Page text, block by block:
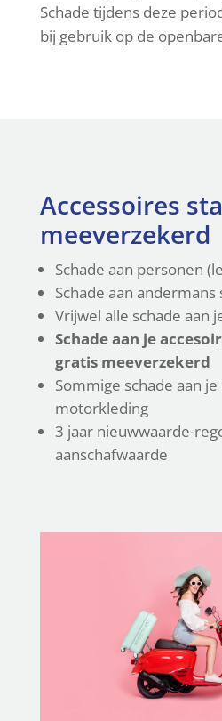
Schade tijdens deze
bij gebruik op de
Accessoires
meeverzekerd
Schade aan personen
Schade aan andermans
Vrijwel alle schade aan
Schade aan je
gratis meeverzekerd
Sommige schade aan
motorkleding
3 jaar nieuwwaarde-
aanschafwaarde